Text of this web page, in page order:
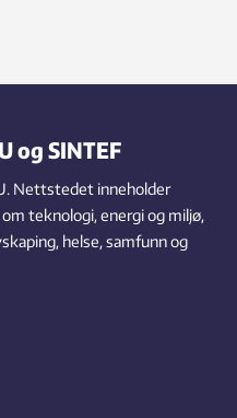
og SINTEF
Nettstedet inneholder
teknologi, energi og miljø,
helse, samfunn og